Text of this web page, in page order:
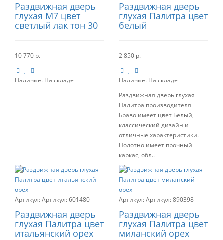
Раздвижная дверь
глухая М7 цвет
светлый лак тон 30
10 770 р.
Наличие: На складе
Раздвижная дверь
глухая Палитра цвет
белый
2 850 р.
Наличие: На складе
Раздвижная дверь глухая
Палитра производителя
Браво имеет цвет Белый,
классический дизайн и
отличные характеристики.
Полотно имеет прочный
каркас, обл..
Артикул:601480
Раздвижная дверь
глухая Палитра цвет
итальянский орех
Артикул:890398
Раздвижная дверь
глухая Палитра цвет
миланский орех